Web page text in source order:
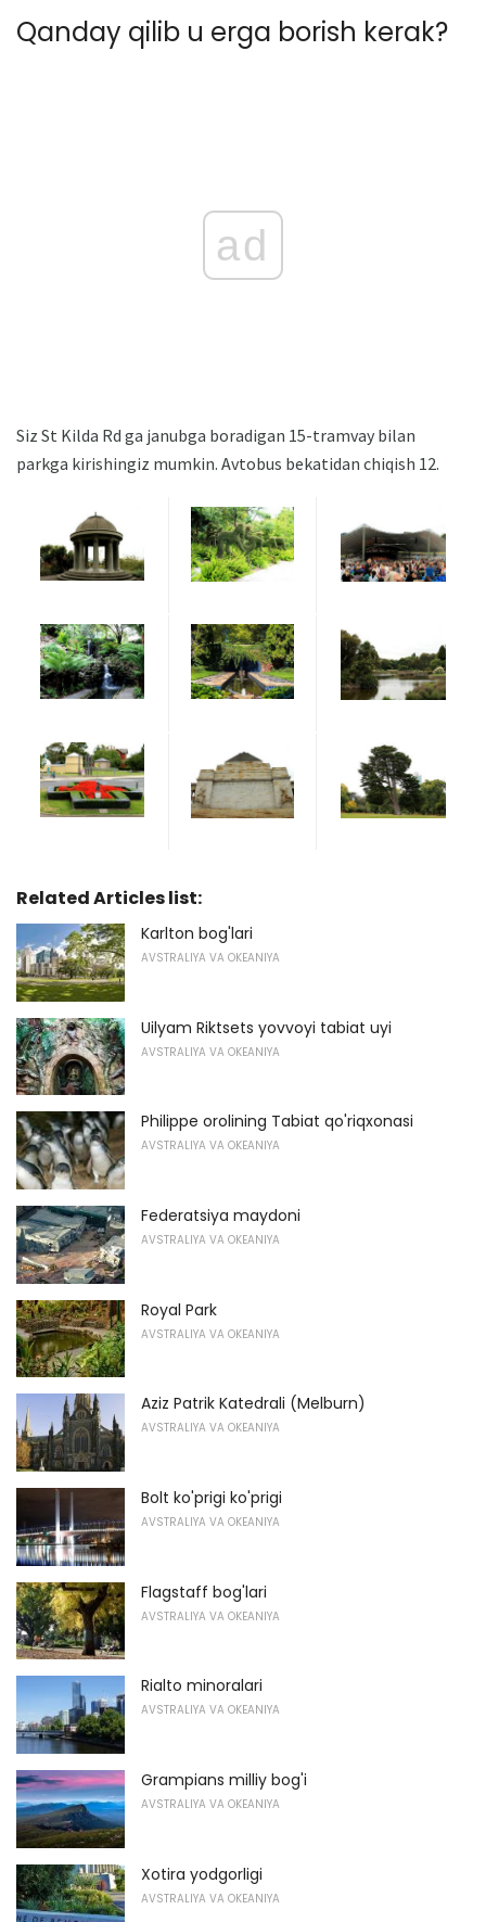
Qanday qilib u erga borish kerak?
ad
Siz St Kilda Rd ga janubga boradigan 15-tramvay bilan
parkga kirishingiz mumkin. Avtobus bekatidan chiqish 12.
Related Articles list:
Karlton bog'lari
AVSTRALIYA VA OKEANIYA
Uilyam Riktsets yovvoyi tabiat uyi
AVSTRALIYA VA OKEANIYA
Philippe orolining Tabiat qo'riqxonasi
AVSTRALIYA VA OKEANIYA
Federatsiya maydoni
AVSTRALIYA VA OKEANIYA
Royal Park
AVSTRALIYA VA OKEANIYA
Aziz Patrik Katedrali (Melburn)
AVSTRALIYA VA OKEANIYA
Bolt ko'prigi ko'prigi
AVSTRALIYA VA OKEANIYA
Flagstaff bog'lari
AVSTRALIYA VA OKEANIYA
Rialto minoralari
AVSTRALIYA VA OKEANIYA
Grampians milliy bog'i
AVSTRALIYA VA OKEANIYA
Xotira yodgorligi
AVSTRALIYA VA OKEANIYA